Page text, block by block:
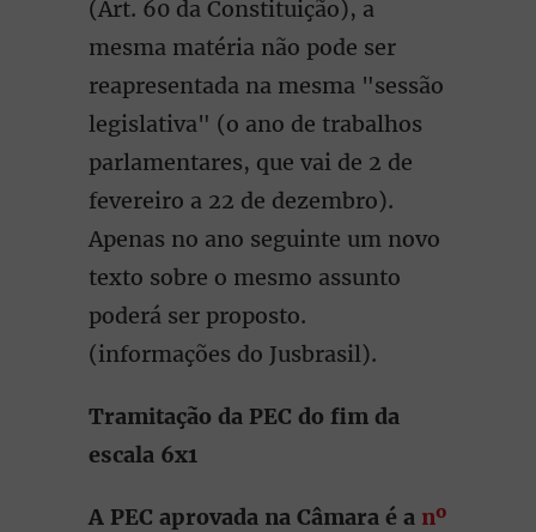
(Art. 60 da Constituição), a
mesma matéria não pode ser
reapresentada na mesma "sessão
legislativa" (o ano de trabalhos
parlamentares, que vai de 2 de
fevereiro a 22 de dezembro).
Apenas no ano seguinte um novo
texto sobre o mesmo assunto
poderá ser proposto.
(informações do Jusbrasil).
Tramitação da PEC do fim da
escala 6x1
A PEC aprovada na Câmara é a nº